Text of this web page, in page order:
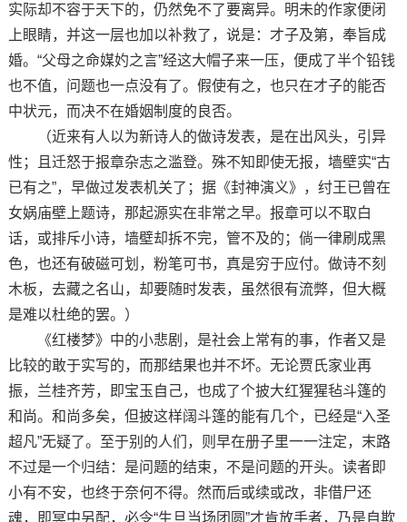
实际却不容于天下的，仍然免不了要离异。明未的作家便闭
上眼睛，并这一层也加以补救了，说是：才子及第，奉旨成
婚。“父母之命媒妁之言”经这大帽子来一压，便成了半个铅钱
也不值，问题也一点没有了。假使有之，也只在才子的能否
中状元，而决不在婚姻制度的良否。
（近来有人以为新诗人的做诗发表，是在出风头，引异
性；且迁怒于报章杂志之滥登。殊不知即使无报，墙壁实“古
已有之”，早做过发表机关了；据《封神演义》，纣王已曾在
女娲庙壁上题诗，那起源实在非常之早。报章可以不取白
话，或排斥小诗，墙壁却拆不完，管不及的；倘一律刷成黑
色，也还有破磁可划，粉笔可书，真是穷于应付。做诗不刻
木板，去藏之名山，却要随时发表，虽然很有流弊，但大概
是难以杜绝的罢。）
《红楼梦》中的小悲剧，是社会上常有的事，作者又是
比较的敢于实写的，而那结果也并不坏。无论贾氏家业再
振，兰桂齐芳，即宝玉自己，也成了个披大红猩猩毡斗篷的
和尚。和尚多矣，但披这样阔斗篷的能有几个，已经是“入圣
超凡”无疑了。至于别的人们，则早在册子里一一注定，末路
不过是一个归结：是问题的结束，不是问题的开头。读者即
小有不安，也终于奈何不得。然而后或续或改，非借尸还
魂，即冥中另配，必令“生旦当场团圆”才肯放手者，乃是自欺